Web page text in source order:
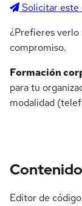
Solicitar este
¿Prefieres
compromiso.
Formación
para tu
modalidad
Editor de